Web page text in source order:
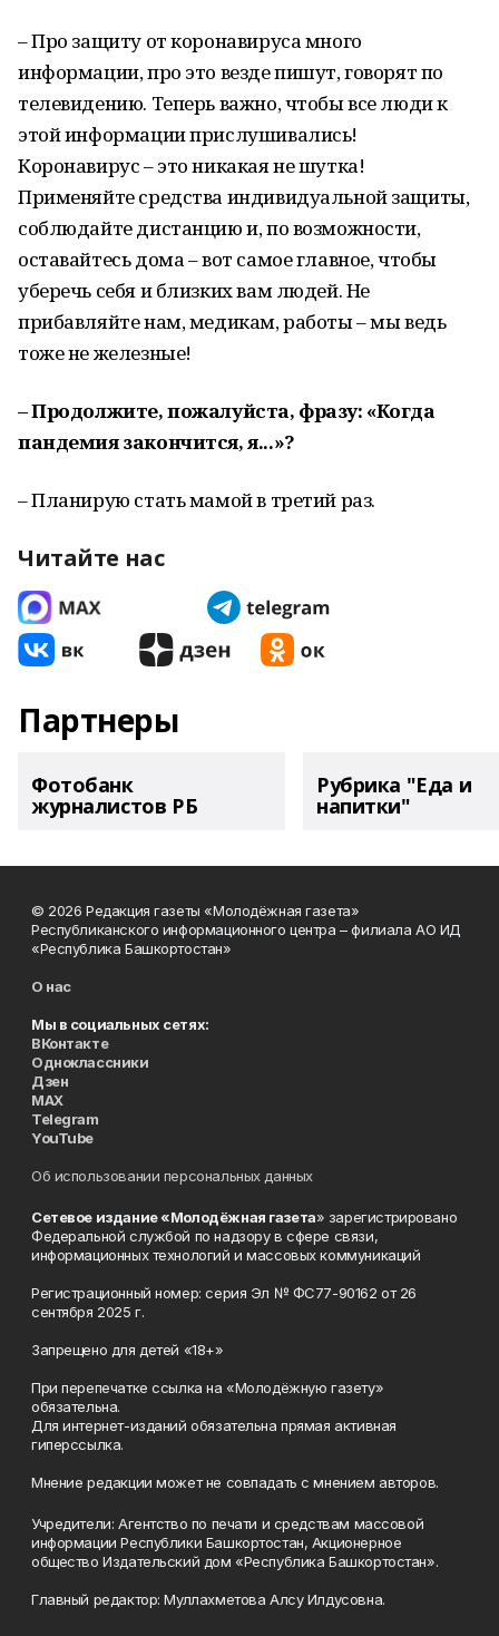
– Про защиту от коронавируса много
информации, про это везде пишут, говорят по
телевидению. Теперь важно, чтобы все люди к
этой информации прислушивались!
Коронавирус – это никакая не шутка!
Применяйте средства индивидуальной защиты,
соблюдайте дистанцию и, по возможности,
оставайтесь дома – вот самое главное, чтобы
уберечь себя и близких вам людей. Не
прибавляйте нам, медикам, работы – мы ведь
тоже не железные!
– Продолжите, пожалуйста, фразу: «Когда
пандемия закончится, я...»?
– Планирую стать мамой в третий раз.
Читайте нас
Партнеры
Фотобанк
журналистов РБ
Рубрика "Еда и
напитки"
© 2026 Редакция газеты «Молодёжная газета»
Республиканского информационного центра – филиала АО ИД
«Республика Башкортостан»
О нас
Мы в социальных сетях:
ВКонтакте
Одноклассники
Дзен
MAX
Telegram
YouTube
Об использовании персональных данных
Сетевое издание «Молодёжная газета» зарегистрировано
Федеральной службой по надзору в сфере связи,
информационных технологий и массовых коммуникаций
Регистрационный номер: серия Эл № ФС77-90162 от 26
сентября 2025 г.
Запрещено для детей «18+»
При перепечатке ссылка на «Молодёжную газету»
обязательна.
Для интернет-изданий обязательна прямая активная
гиперссылка.
Мнение редакции может не совпадать с мнением авторов.
Учредители: Агентство по печати и средствам массовой
информации Республики Башкортостан, Акционерное
общество Издательский дом «Республика Башкортостан».
Главный редактор: Муллахметова Алсу Илдусовна.